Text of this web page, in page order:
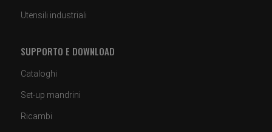
Utensili industriali
SUPPORTO E DOWNLOAD
Cataloghi
Set-up mandrini
Ricambi